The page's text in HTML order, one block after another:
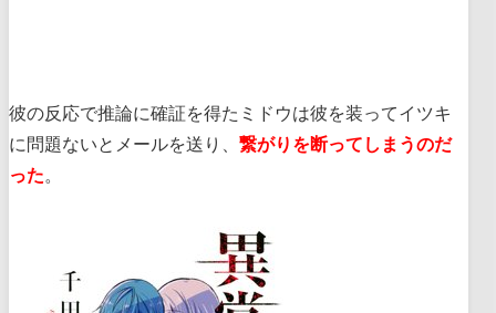
彼の反応で推論に確証を得たミドウは彼を装ってイツキ
に問題ないとメールを送り、 繋がりを断ってしまうのだ
った。